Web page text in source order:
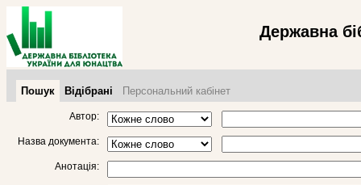
Державна
Пошук Відібрані Персональний кабінет
Автор:
Назва документа:
Анотація: